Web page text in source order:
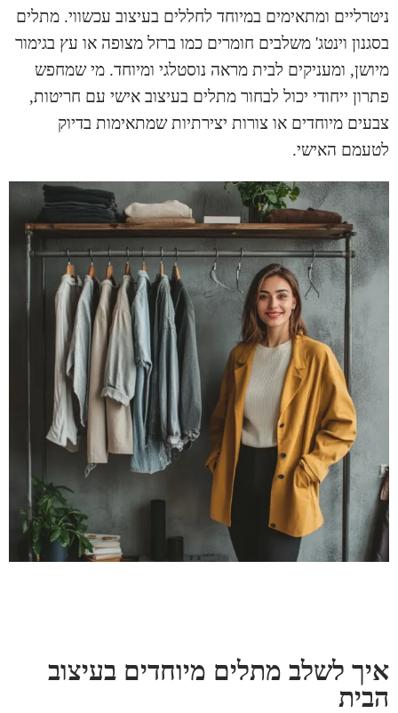
ניטרליים ומתאימים במיוחד לחללים בעיצוב עכשווי. מתלים
בסגנון וינטג' משלבים חומרים כמו ברזל מצופה או עץ בגימור
מיושן, ומעניקים לבית מראה נוסטלגי ומיוחד. מי שמחפש
פתרון ייחודי יכול לבחור מתלים בעיצוב אישי עם חריטות,
צבעים מיוחדים או צורות יצירתיות שמתאימות בדיוק
לטעמם האישי.
איך לשלב מתלים מיוחדים בעיצוב
הבית